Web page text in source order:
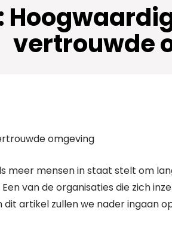
vertrouwde
omgeving
meer mensen in staat stelt om
van de organisaties die zich
artikel zullen we nader ingaan